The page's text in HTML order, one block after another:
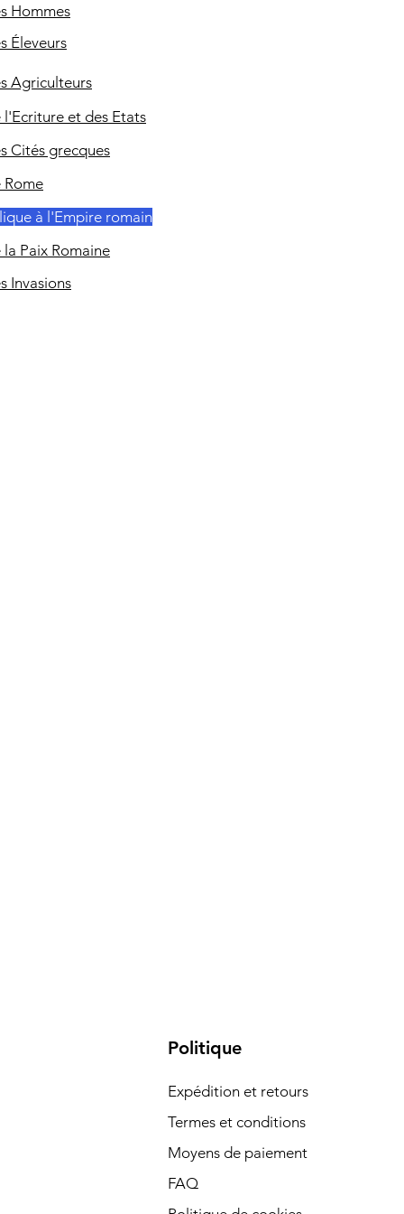
Hommes
Éleveurs
Agriculteurs
l'Ecriture et des Etats
Cités grecques
Rome
à l'Empire romain
la Paix Romaine
Invasions
Politique
Expédition et retours
Termes et conditions
Moyens de paiement
FAQ